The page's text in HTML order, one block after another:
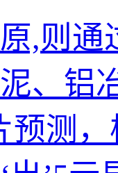
,则通
、铝
预测